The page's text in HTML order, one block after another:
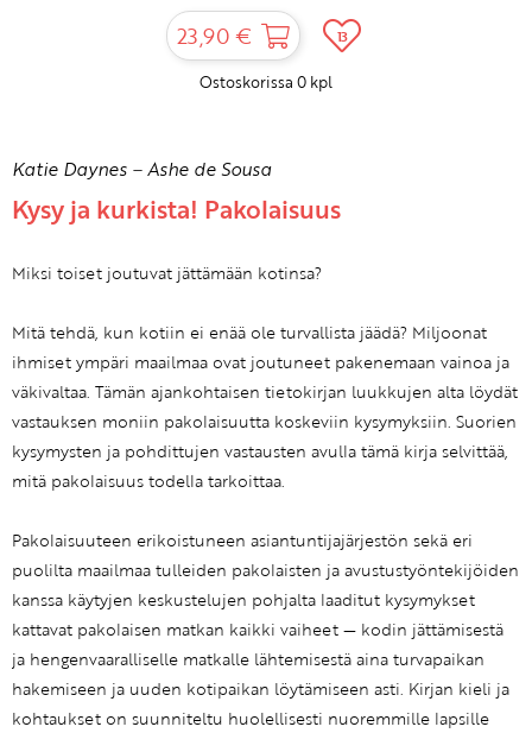
23,90 € 13
Ostoskorissa 0 kpl
Katie Daynes –Ashe de Sousa
Kysy ja kurkista! Pakolaisuus
Miksi toiset joutuvat jättämään kotinsa?
Mitä tehdä, kun kotiin ei enää ole turvallista jäädä? Miljoonat
ihmiset ympäri maailmaa ovat joutuneet pakenemaan vainoa ja
väkivaltaa. Tämän ajankohtaisen tietokirjan luukkujen alta löydät
vastauksen moniin pakolaisuutta koskeviin kysymyksiin. Suorien
kysymysten ja pohdittujen vastausten avulla tämä kirja selvittää,
mitä pakolaisuus todella tarkoittaa.
Pakolaisuuteen erikoistuneen asiantuntijajärjestön sekä eri
puolilta maailmaa tulleiden pakolaisten ja avustustyöntekijöiden
kanssa käytyjen keskustelujen pohjalta laaditut kysymykset
kattavat pakolaisen matkan kaikki vaiheet — kodin jättämisestä
ja hengenvaaralliselle matkalle lähtemisestä aina turvapaikan
hakemiseen ja uuden kotipaikan löytämiseen asti. Kirjan kieli ja
kohtaukset on suunniteltu huolellisesti nuoremmille lapsille